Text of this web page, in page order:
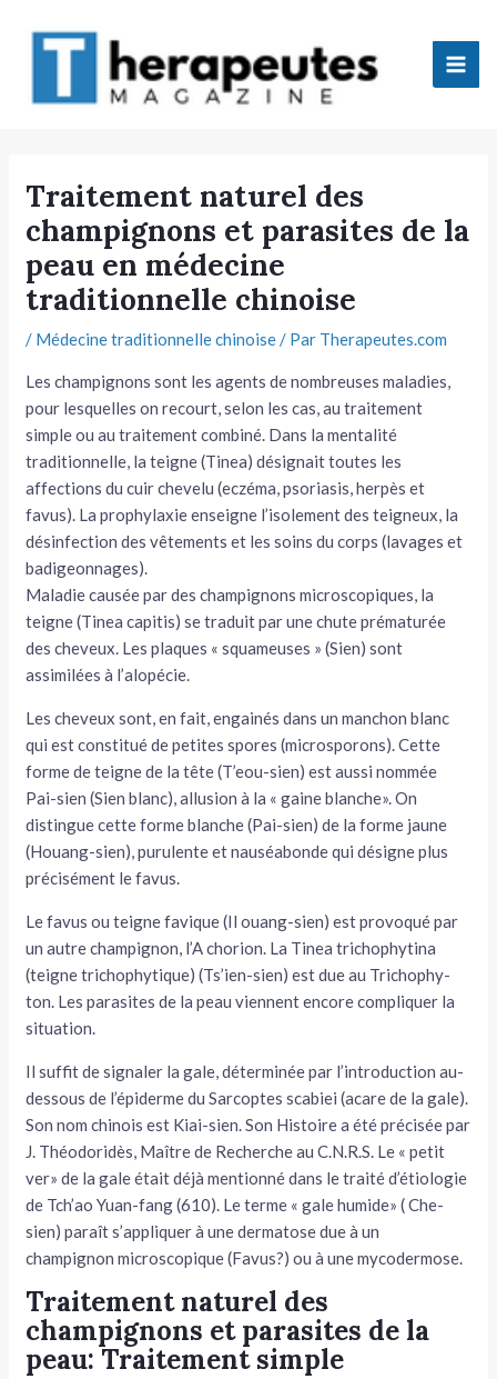
Traitement naturel des
champignons et parasites de la
peau en médecine
traditionnelle chinoise
/ Médecine traditionnelle chinoise/ Par Therapeutes.com
Les champignons sont les agents de nombreuses maladies,
pour lesquelles on recourt, selon les cas, au traitement
simple ou au traite­ment combiné. Dans la mentalité
traditionnelle, la teigne (Tinea) désignait toutes les
affections du cuir chevelu (eczéma, psoriasis, herpès et
favus). La prophylaxie enseigne l’isolement des teigneux, la
désinfection des vêtements et les soins du corps (lavages et
badi­geonnages).
Maladie causée par des champignons microscopiques, la
teigne (Tinea capitis) se traduit par une chute prématurée
des cheveux. Les plaques « squameuses » (Sien) sont
assimilées à l’alopécie.
Les che­veux sont, en fait, engainés dans un manchon blanc
qui est constitué de petites spores (microsporons). Cette
forme de teigne de la tête (T’eou-sien) est aussi nommée
Pai-sien (Sien blanc), allusion à la « gaine blanche». On
distingue cette forme blanche (Pai-sien) de la forme jaune
(Houang-sien), purulente et nauséabonde qui désigne plus
précisément le favus.
Le favus ou teigne favique (Il ouang-sien) est provoqué par
un autre champignon, l’A chorion. La Tinea tricho­phytina
(teigne trichophytique) (Ts’ien-sien) est due au Trichophy­
ton. Les parasites de la peau viennent encore compliquer la
situa­tion.
Il suffit de signaler la gale, déterminée par l’introduction au-
dessous de l’épiderme du Sarcoptes scabiei (acare de la gale).
Son nom chinois est Kiai-sien. Son Histoire a été précisée par
J. Théodo­ridès, Maître de Recherche au C.N.R.S. Le « petit
ver» de la gale était déjà mentionné dans le traité d’étiologie
de Tch’ao Yuan-fang (610). Le terme « gale humide» ( Che-
sien) paraît s’appliquer à une dermatose due à un
champignon microscopique (Favus?) ou à une mycodermose.
Traitement naturel des
champignons et parasites de la
peau: Traitement simple